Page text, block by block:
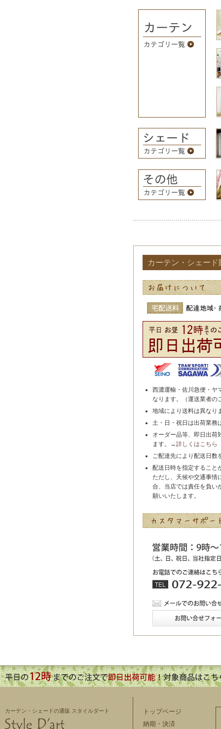
カーテン・シェー
西濃運輸・佐川急便・ヤ
なります。（運送業者の
地域により送料は異なり
土・日・祝日は出荷業務
オーダー品等、即日出荷
ます。→詳しくはこちら
ご配達先により配送日数
配送日時を指定すること
ただし、天候や交通事情
合、当店では責任を負い
願いいたします。
カーテン・シェードの通販 スタイルダート
トップページ
納期・決済